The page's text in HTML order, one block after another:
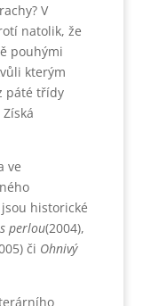
V
natolik, že
pouhými
kterým
páté třídy
ve
historické
perlou(2004),
či Ohnivý